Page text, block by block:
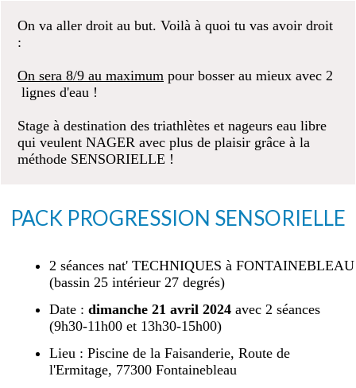
On va aller droit au but. Voilà à quoi tu vas avoir droit
:
On sera 8/9 au maximum pour bosser au mieux avec 2
lignes d'eau !
Stage à destination des triathlètes et nageurs eau libre
qui veulent NAGER avec plus de plaisir grâce à la
méthode SENSORIELLE !
PACK PROGRESSION SENSORIELLE
2 séances nat' TECHNIQUES à FONTAINEBLEAU
(bassin 25 intérieur 27 degrés)
Date : dimanche 21 avril 2024 avec 2 séances
(9h30-11h00 et 13h30-15h00)
Lieu : Piscine de la Faisanderie, Route de
l'Ermitage, 77300 Fontainebleau